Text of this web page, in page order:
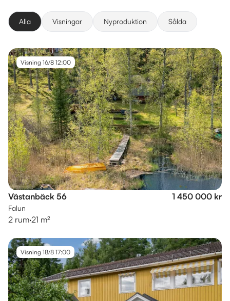
Alla Visningar Nyproduktion Sålda
Visning 16/8 12:00
Västanbäck 56 1 450 000 kr
Falun
2 rum·21 m²
Visning 18/8 17:00